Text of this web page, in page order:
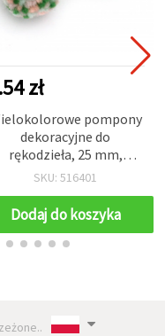
zł
pompony
dekoracyjne do
rękodzieła, 25 mm,
różowy, zielony -
SKU: 516401
Dodaj do koszyka